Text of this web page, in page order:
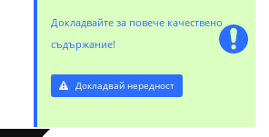
Докладвайте за повече качествено
съдържание!
Докладвай нередност